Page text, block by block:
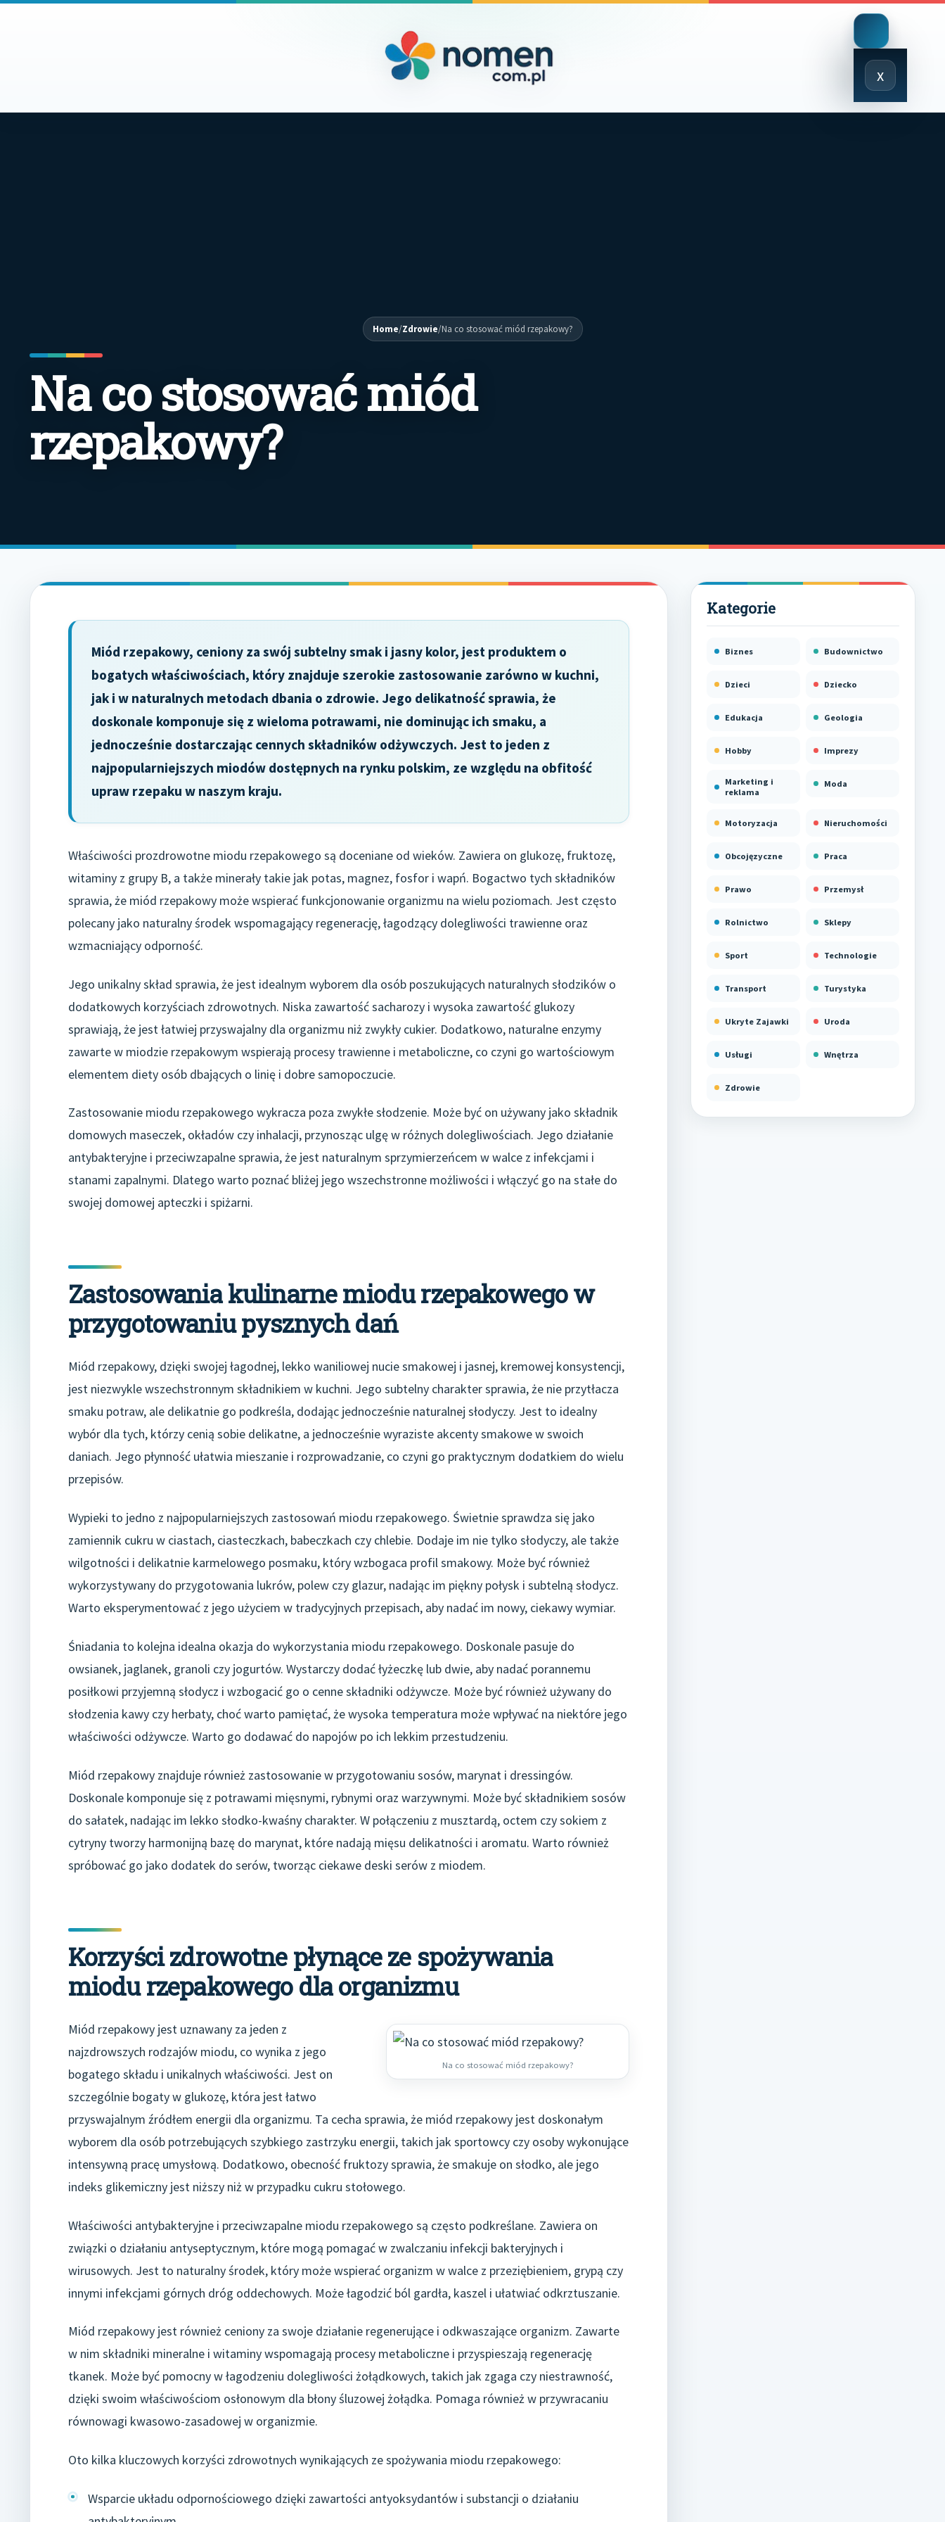
x
Close
Menu
Home/Zdrowie/Na co stosować miód rzepakowy?
Na co stosować miód
rzepakowy?
Miód rzepakowy, ceniony za swój subtelny smak i jasny kolor, jest produktem o
bogatych właściwościach, który znajduje szerokie zastosowanie zarówno w kuchni,
jak i w naturalnych metodach dbania o zdrowie. Jego delikatność sprawia, że
doskonale komponuje się z wieloma potrawami, nie dominując ich smaku, a
jednocześnie dostarczając cennych składników odżywczych. Jest to jeden z
najpopularniejszych miodów dostępnych na rynku polskim, ze względu na obfitość
upraw rzepaku w naszym kraju.
Właściwości prozdrowotne miodu rzepakowego są doceniane od wieków. Zawiera on glukozę, fruktozę,
witaminy z grupy B, a także minerały takie jak potas, magnez, fosfor i wapń. Bogactwo tych składników
sprawia, że miód rzepakowy może wspierać funkcjonowanie organizmu na wielu poziomach. Jest często
polecany jako naturalny środek wspomagający regenerację, łagodzący dolegliwości trawienne oraz
wzmacniający odporność.
Jego unikalny skład sprawia, że jest idealnym wyborem dla osób poszukujących naturalnych słodzików o
dodatkowych korzyściach zdrowotnych. Niska zawartość sacharozy i wysoka zawartość glukozy
sprawiają, że jest łatwiej przyswajalny dla organizmu niż zwykły cukier. Dodatkowo, naturalne enzymy
zawarte w miodzie rzepakowym wspierają procesy trawienne i metaboliczne, co czyni go wartościowym
elementem diety osób dbających o linię i dobre samopoczucie.
Zastosowanie miodu rzepakowego wykracza poza zwykłe słodzenie. Może być on używany jako składnik
domowych maseczek, okładów czy inhalacji, przynosząc ulgę w różnych dolegliwościach. Jego działanie
antybakteryjne i przeciwzapalne sprawia, że jest naturalnym sprzymierzeńcem w walce z infekcjami i
stanami zapalnymi. Dlatego warto poznać bliżej jego wszechstronne możliwości i włączyć go na stałe do
swojej domowej apteczki i spiżarni.
Zastosowania kulinarne miodu rzepakowego w
przygotowaniu pysznych dań
Miód rzepakowy, dzięki swojej łagodnej, lekko waniliowej nucie smakowej i jasnej, kremowej konsystencji,
jest niezwykle wszechstronnym składnikiem w kuchni. Jego subtelny charakter sprawia, że nie przytłacza
smaku potraw, ale delikatnie go podkreśla, dodając jednocześnie naturalnej słodyczy. Jest to idealny
wybór dla tych, którzy cenią sobie delikatne, a jednocześnie wyraziste akcenty smakowe w swoich
daniach. Jego płynność ułatwia mieszanie i rozprowadzanie, co czyni go praktycznym dodatkiem do wielu
przepisów.
Wypieki to jedno z najpopularniejszych zastosowań miodu rzepakowego. Świetnie sprawdza się jako
zamiennik cukru w ciastach, ciasteczkach, babeczkach czy chlebie. Dodaje im nie tylko słodyczy, ale także
wilgotności i delikatnie karmelowego posmaku, który wzbogaca profil smakowy. Może być również
wykorzystywany do przygotowania lukrów, polew czy glazur, nadając im piękny połysk i subtelną słodycz.
Warto eksperymentować z jego użyciem w tradycyjnych przepisach, aby nadać im nowy, ciekawy wymiar.
Śniadania to kolejna idealna okazja do wykorzystania miodu rzepakowego. Doskonale pasuje do
owsianek, jaglanek, granoli czy jogurtów. Wystarczy dodać łyżeczkę lub dwie, aby nadać porannemu
posiłkowi przyjemną słodycz i wzbogacić go o cenne składniki odżywcze. Może być również używany do
słodzenia kawy czy herbaty, choć warto pamiętać, że wysoka temperatura może wpływać na niektóre jego
właściwości odżywcze. Warto go dodawać do napojów po ich lekkim przestudzeniu.
Miód rzepakowy znajduje również zastosowanie w przygotowaniu sosów, marynat i dressingów.
Doskonale komponuje się z potrawami mięsnymi, rybnymi oraz warzywnymi. Może być składnikiem sosów
do sałatek, nadając im lekko słodko-kwaśny charakter. W połączeniu z musztardą, octem czy sokiem z
cytryny tworzy harmonijną bazę do marynat, które nadają mięsu delikatności i aromatu. Warto również
spróbować go jako dodatek do serów, tworząc ciekawe deski serów z miodem.
Korzyści zdrowotne płynące ze spożywania
miodu rzepakowego dla organizmu
Na co stosować miód rzepakowy?
Miód rzepakowy jest uznawany za jeden z
najzdrowszych rodzajów miodu, co wynika z jego
bogatego składu i unikalnych właściwości. Jest on
szczególnie bogaty w glukozę, która jest łatwo
przyswajalnym źródłem energii dla organizmu. Ta cecha sprawia, że miód rzepakowy jest doskonałym
wyborem dla osób potrzebujących szybkiego zastrzyku energii, takich jak sportowcy czy osoby wykonujące
intensywną pracę umysłową. Dodatkowo, obecność fruktozy sprawia, że smakuje on słodko, ale jego
indeks glikemiczny jest niższy niż w przypadku cukru stołowego.
Właściwości antybakteryjne i przeciwzapalne miodu rzepakowego są często podkreślane. Zawiera on
związki o działaniu antyseptycznym, które mogą pomagać w zwalczaniu infekcji bakteryjnych i
wirusowych. Jest to naturalny środek, który może wspierać organizm w walce z przeziębieniem, grypą czy
innymi infekcjami górnych dróg oddechowych. Może łagodzić ból gardła, kaszel i ułatwiać odkrztuszanie.
Miód rzepakowy jest również ceniony za swoje działanie regenerujące i odkwaszające organizm. Zawarte
w nim składniki mineralne i witaminy wspomagają procesy metaboliczne i przyspieszają regenerację
tkanek. Może być pomocny w łagodzeniu dolegliwości żołądkowych, takich jak zgaga czy niestrawność,
dzięki swoim właściwościom osłonowym dla błony śluzowej żołądka. Pomaga również w przywracaniu
równowagi kwasowo-zasadowej w organizmie.
Oto kilka kluczowych korzyści zdrowotnych wynikających ze spożywania miodu rzepakowego:
Wsparcie układu odpornościowego dzięki zawartości antyoksydantów i substancji o działaniu
Biznes Budownictwo
Dzieci Dziecko
Edukacja Geologia
Hobby Imprezy
Marketing i
reklama
Moda
Motoryzacja Nieruchomości
Obcojęzyczne Praca
Prawo Przemysł
Rolnictwo Sklepy
Sport Technologie
Transport Turystyka
Ukryte Zajawki Uroda
Usługi Wnętrza
Zdrowie